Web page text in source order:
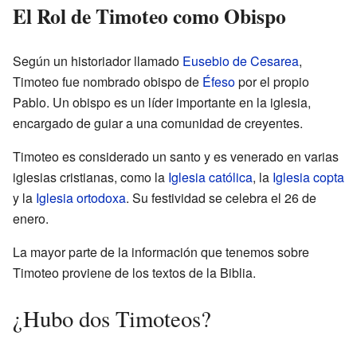
El Rol de Timoteo como Obispo
Según un historiador llamado Eusebio de Cesarea,
Timoteo fue nombrado obispo de Éfesopor el propio
Pablo. Un obispo es un líder importante en la iglesia,
encargado de guiar a una comunidad de creyentes.
Timoteo es considerado un santo y es venerado en varias
iglesias cristianas, como la Iglesia católica, la Iglesia copta
y la Iglesia ortodoxa. Su festividad se celebra el 26 de
enero.
La mayor parte de la información que tenemos sobre
Timoteo proviene de los textos de la Biblia.
¿Hubo dos Timoteos?